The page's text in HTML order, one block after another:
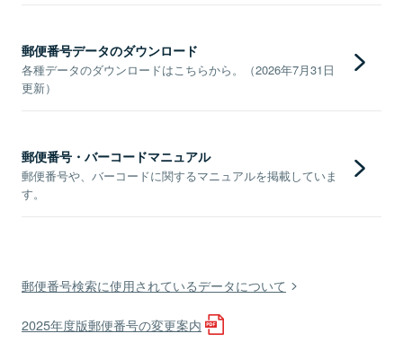
郵便番号データのダウンロード
各種データのダウンロードはこちらから。（2026年7月31日
更新）
郵便番号・バーコードマニュアル
郵便番号や、バーコードに関するマニュアルを掲載していま
す。
郵便番号検索に使用されているデータについて
2025年度版郵便番号の変更案内